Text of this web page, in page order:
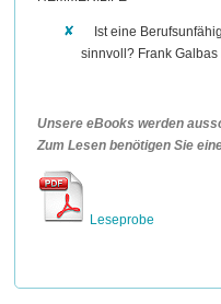
Ist eine
sinnvoll? Frank
Unsere eBooks werden
Zum Lesen benötigen Sie
Leseprobe